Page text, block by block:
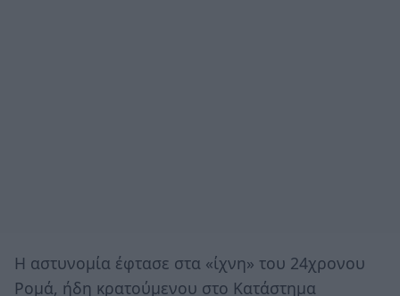
Η αστυνομία έφτασε στα «ίχνη» του 24χρονου
Ρομά, ήδη κρατούμενου στο Κατάστημα